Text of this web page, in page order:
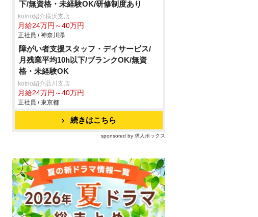
下/無資格・未経験OK/研修制度あり
kotrio紹介横浜支店
月給24万円～40万円
正社員 / 神奈川県
障がい者支援スタッフ・デイサービス/
月残業平均10h以下/ブランクOK/無資
格・未経験OK
kotrio紹介品川支店
月給24万円～40万円
正社員 / 東京都
続きはこちら
sponsored by 求人ボックス